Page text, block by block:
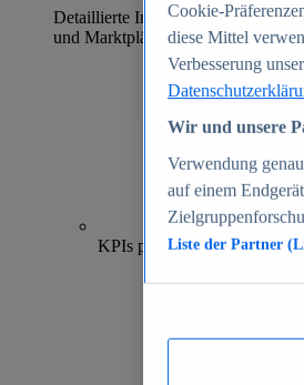
Detaillierte Informationen zu mehr
und Marktplätzen
KPIs pro Shop
Cookie-
diese Mittel
Verbesserung
Wir und unsere
Verwendung
auf einem
Liste der Partner